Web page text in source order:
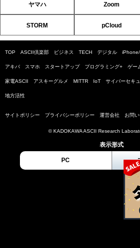
ヤマハ Zoom
STORM pCloud
TOP ASCII倶楽部 ビジネス TECH デジタル
アキバ スマホ スタートアップ プログラミング+ ゲー
家電ASCII アスキーグルメ MITTR IoT サイバーセキ
地方活性
サイトポリシー プライバシーポリシー 運営会社 お問
© KADOKAWA ASCII Research
表示形式
PC